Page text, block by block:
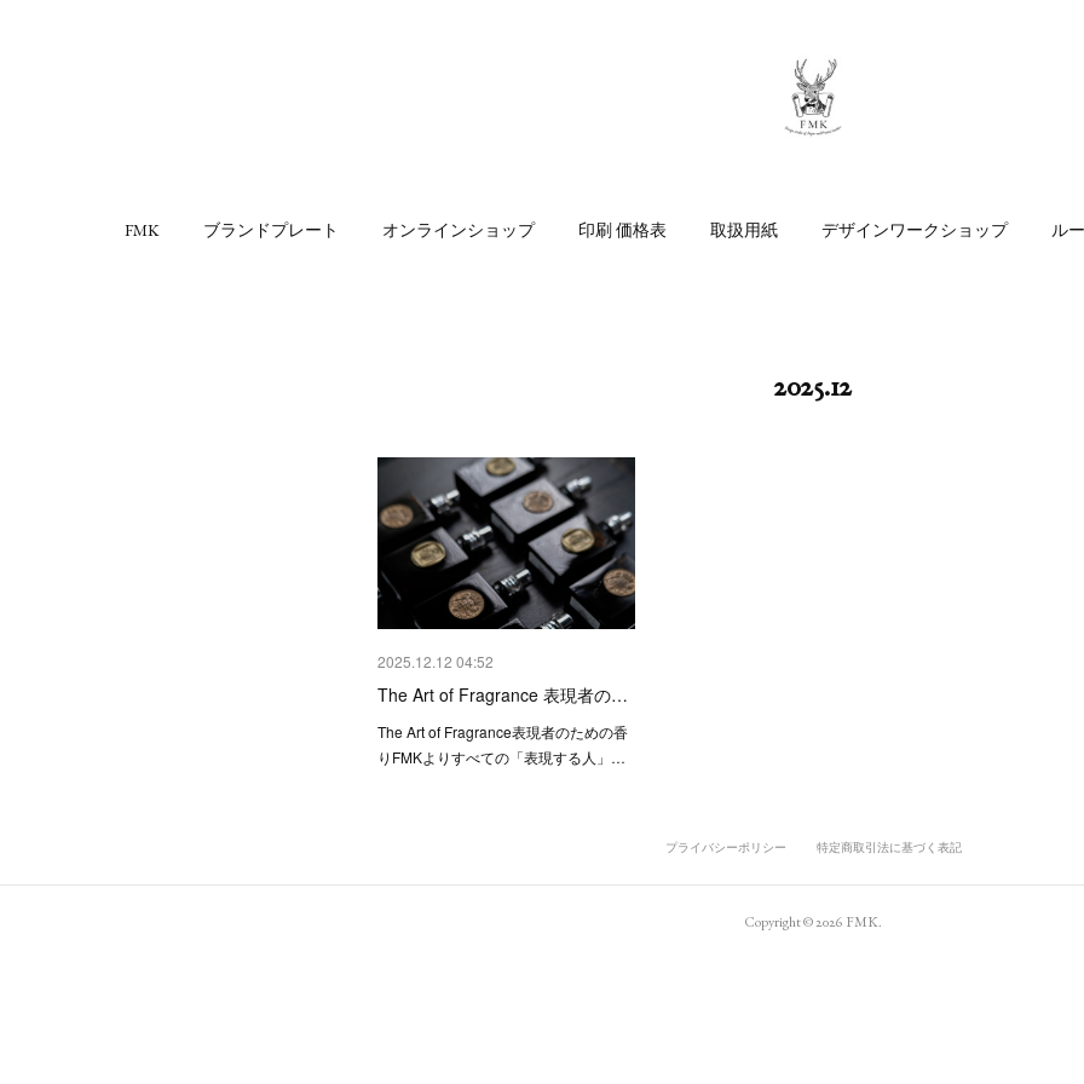
FMK ブランドプレート オンラインショップ 印刷 価格表 取扱用紙 デザインワークショップ ル
2025.12
2025.12.12 04:52
The Art of Fragrance 表現者の…
The Art of Fragrance表現者のための香
りFMKよりすべての「表現する人」…
プライバシーポリシー 特定商取引法に基づく表記
Copyright ©2026 FMK.